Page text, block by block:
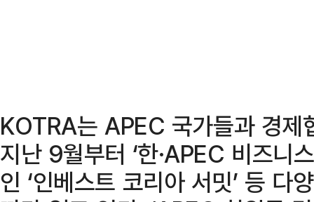
KOTRA는 APEC 국가들과 경제
지난 9월부터 ‘한·APEC 비즈니
인 ‘인베스트 코리아 서밋’ 등 다